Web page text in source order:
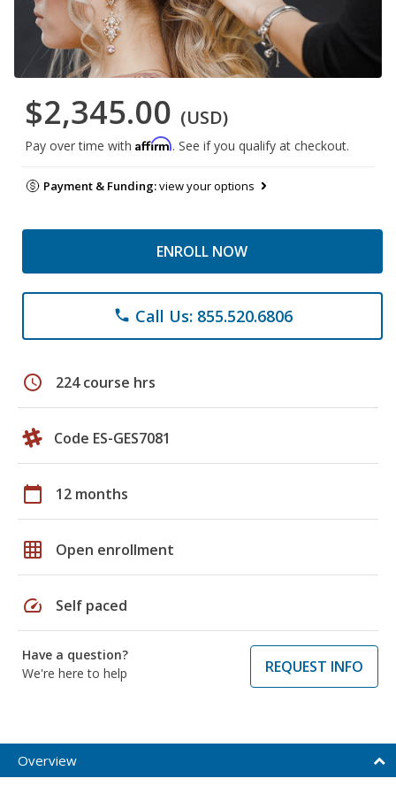
$2,345.00 (USD)
Pay over time with Affirm. See if you qualify at checkout.
Payment & Funding:view your options
ENROLL NOW
phone Call Us: 855.520.6806
schedule 224 course hrs
Code ES-GES7081
calendar_today 12 months
grid_on Open enrollment
speed Self paced
Have a question?
We're here to help
REQUEST INFO
Overview